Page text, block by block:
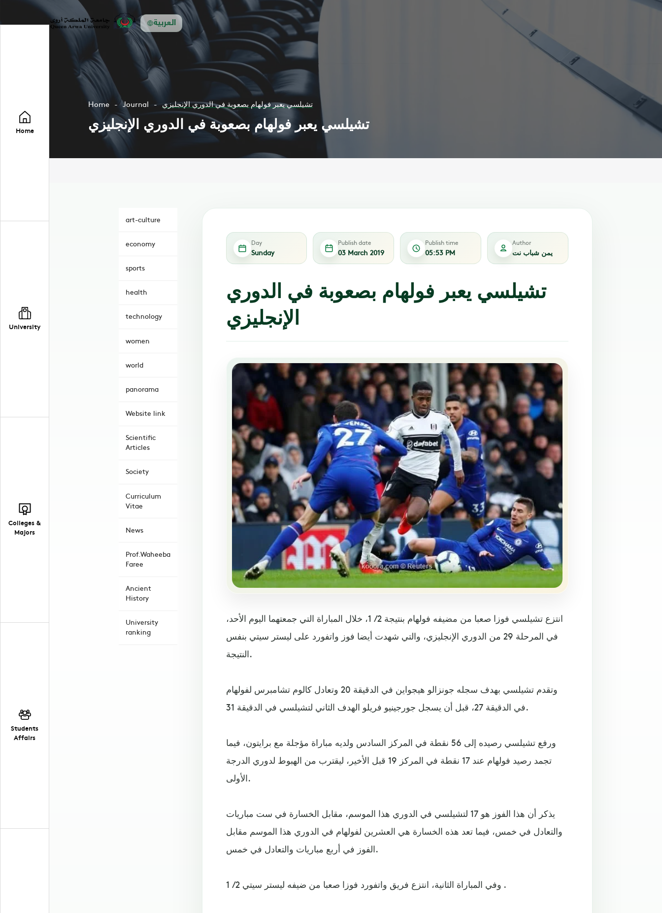
العربية
Home
University
Colleges &
Majors
Students
Affairs
Home Journal تشيلسي يعبر فولهام بصعوبة في الدوري الإنجليزي
تشيلسي يعبر فولهام بصعوبة في الدوري الإنجليزي
art-culture
economy
sports
health
technology
women
world
panorama
Website link
Scientific
Articles
Society
Curriculum
Vitae
News
Prof.Waheeba
Faree
Ancient
History
University
ranking
Day
Sunday
Publish date
03 March 2019
Publish time
05:53 PM
Author
يمن شباب نت
تشيلسي يعبر فولهام بصعوبة في الدوري
الإنجليزي
انتزع تشيلسي فوزا صعبا من مضيفه فولهام بنتيجة 2 / 1، خلال المباراة التي جمعتهما اليوم الأحد،
في المرحلة 29 من الدوري الإنجليزي، والتي شهدت أيضا فوز واتفورد على ليستر سيتي بنفس
النتيجة.
وتقدم تشيلسي بهدف سجله جونزالو هيجواين في الدقيقة 20 وتعادل كالوم تشامبرس لفولهام
في الدقيقة 27، قبل أن يسجل جورجينيو فريلو الهدف الثاني لتشيلسي في الدقيقة 31.
ورفع تشيلسي رصيده إلى 56 نقطة في المركز السادس ولديه مباراة مؤجلة مع برايتون، فيما
تجمد رصيد فولهام عند 17 نقطة في المركز 19 قبل الأخير، ليقترب من الهبوط لدوري الدرجة
الأولى.
يذكر أن هذا الفوز هو 17 لتشيلسي في الدوري هذا الموسم، مقابل الخسارة في ست مباريات
والتعادل في خمس، فيما تعد هذه الخسارة هي العشرين لفولهام في الدوري هذا الموسم مقابل
الفوز في أربع مباريات والتعادل في خمس.
وفي المباراة الثانية، انتزع فريق واتفورد فوزا صعبا من ضيفه ليستر سيتي 2 / 1 .